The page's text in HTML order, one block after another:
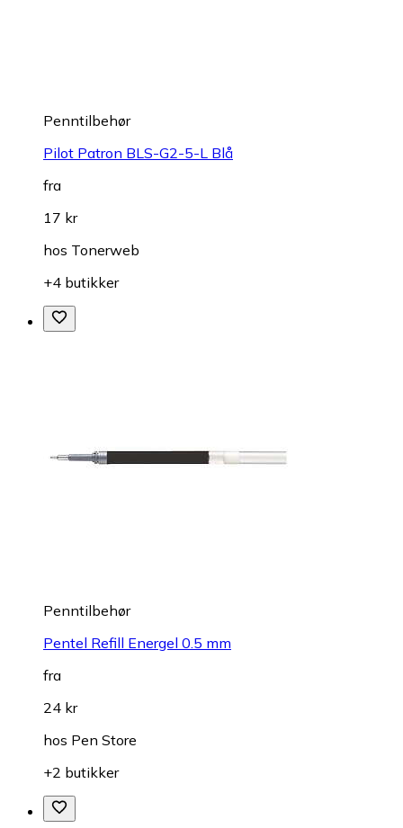
Penntilbehør
Pilot Patron BLS-G2-5-L Blå
fra
17 kr
hos Tonerweb
+4 butikker
Penntilbehør
Pentel Refill Energel 0.5 mm
fra
24 kr
hos Pen Store
+2 butikker